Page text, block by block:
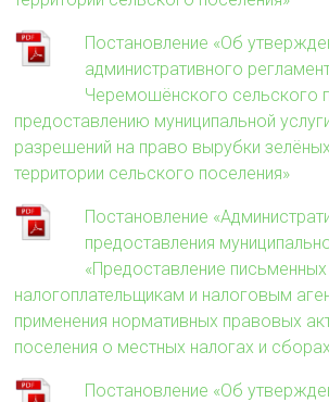
Постановление «Об
административного
Черемошёнского сельского
предоставлению муниципальной
разрешений на право вырубки
территории сельского поселения»
Постановление
предоставления
«Предоставление
налогоплательщикам и налоговым
применения нормативных правовых
поселения о местных налогах и
Постановление «Об